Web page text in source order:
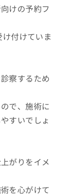
けの予約フ
付けていま
察するため
で、施術に
すいでしょ
がりをイメ
を心がけて